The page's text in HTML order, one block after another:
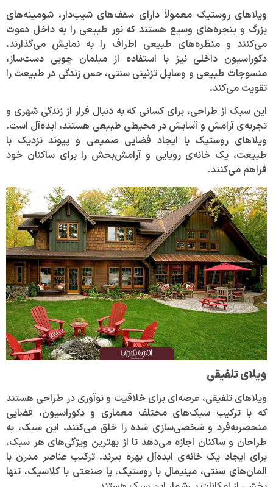
ویلاهای روستیک معمولاً دارای سقف‌های شیب‌دار، شومینه‌های
بزرگ و پنجره‌های وسیع هستند که نور طبیعی را به داخل دعوت
می‌کنند و منظره‌های طبیعی اطراف را به نمایش می‌گذارند.
دکوراسیون داخلی نیز با استفاده از مبلمان چوبی دست‌ساز،
منسوجات طبیعی و وسایل تزئینی سنتی، حس زندگی در طبیعت را
تقویت می‌کند.
این سبک از طراحی، برای کسانی که به دنبال فرار از زندگی شهری و
تجربه‌ی آرامش و آسایش در محیطی طبیعی هستند، ایده‌آل است.
ویلاهای روستیک با ایجاد فضایی صمیمی و پیوند نزدیک با
طبیعت، یک خانه‌ی رویایی و آرامش‌بخش را برای ساکنان خود
فراهم می‌کنند.
ویلای تلفیقی
ویلاهای تلفیقی، عرصه‌ای برای خلاقیت و نوآوری در طراحی هستند
که با ترکیب سبک‌های مختلف معماری و دکوراسیون، فضایی
منحصربه‌فرد و شخصی‌سازی شده را خلق می‌کنند. این سبک، به
طراحان و ساکنان اجازه می‌دهد تا از بهترین ویژگی‌های هر سبک،
برای ایجاد یک خانه‌ی ایده‌آل بهره ببرند. ترکیب عناصر مدرن با
المان‌های سنتی، مینیمال با روستیک، یا صنعتی با کلاسیک، تنها